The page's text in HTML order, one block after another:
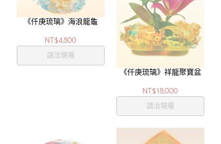
《仟庚琉璃》海浪龍龜
NT$4,800
請洽現場
《仟庚琉璃》祥龍聚寶盆
NT$18,000
請洽現場